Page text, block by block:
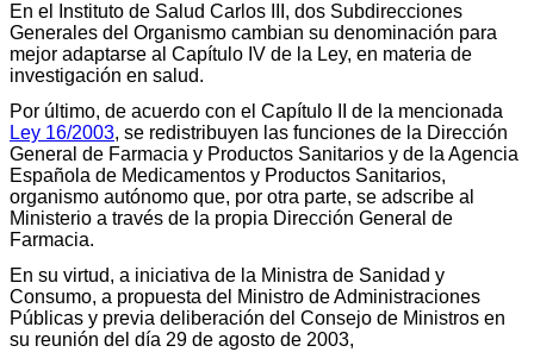
En el Instituto de Salud Carlos III, dos Subdirecciones
Generales del Organismo cambian su denominación para
mejor adaptarse al Capítulo IV de la Ley, en materia de
investigación en salud.
Por último, de acuerdo con el Capítulo II de la mencionada
Ley 16/2003, se redistribuyen las funciones de la Dirección
General de Farmacia y Productos Sanitarios y de la Agencia
Española de Medicamentos y Productos Sanitarios,
organismo autónomo que, por otra parte, se adscribe al
Ministerio a través de la propia Dirección General de
Farmacia.
En su virtud, a iniciativa de la Ministra de Sanidad y
Consumo, a propuesta del Ministro de Administraciones
Públicas y previa deliberación del Consejo de Ministros en
su reunión del día 29 de agosto de 2003,